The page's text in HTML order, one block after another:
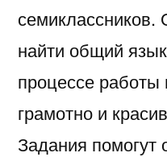
найти общий
процессе работы
грамотно и
Задания помогут